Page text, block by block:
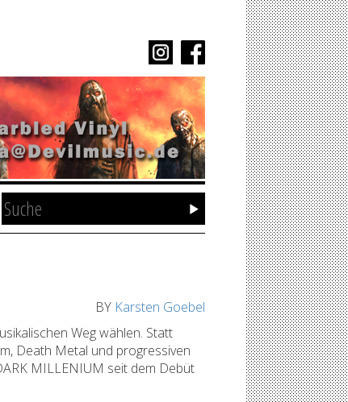
BY Karsten Goebel
Weg wählen. Statt
Death Metal und progressiven
MILLENIUM seit dem Debüt